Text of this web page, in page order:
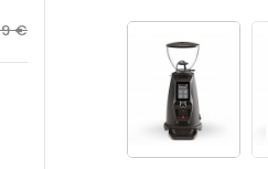
€Kaina
ODK
Cardamom
sirupas
kokteliams
kardamono
skonio, 750
ml